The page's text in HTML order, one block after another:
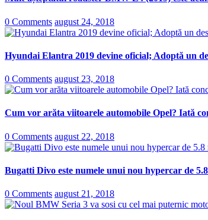
0 Comments august 24, 2018
Hyundai Elantra 2019 devine oficial; Adoptă un
0 Comments august 23, 2018
Cum vor arăta viitoarele automobile Opel? Iată
0 Comments august 22, 2018
Bugatti Divo este numele unui nou hypercar de
0 Comments august 21, 2018